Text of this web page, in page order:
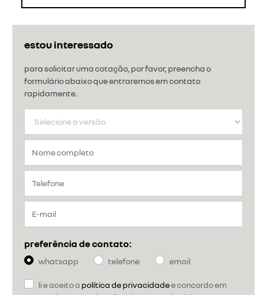
estou interessado
para solicitar uma cotação, por favor, preencha o
formulário abaixo que entraremos em contato
rapidamente.
preferência de contato:
whatsapp telefone email
li e aceito a política de privacidadee concordo em